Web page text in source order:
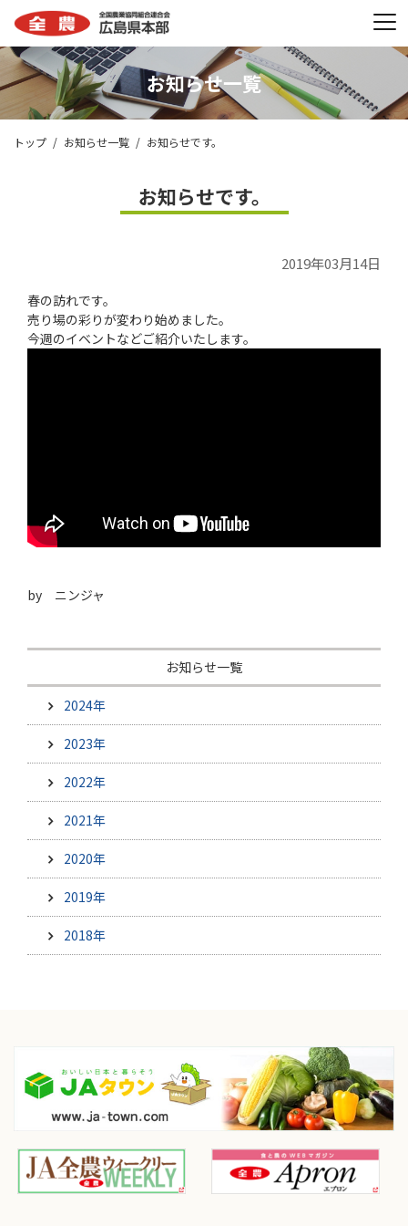
お知らせ一覧
トップ お知らせ一覧 お知らせです。
お知らせです。
2019年03月14日
春の訪れです。
売り場の彩りが変わり始めました。
今週のイベントなどご紹介いたします。
by ニンジャ
お知らせ一覧
2024年
2023年
2022年
2021年
2020年
2019年
2018年